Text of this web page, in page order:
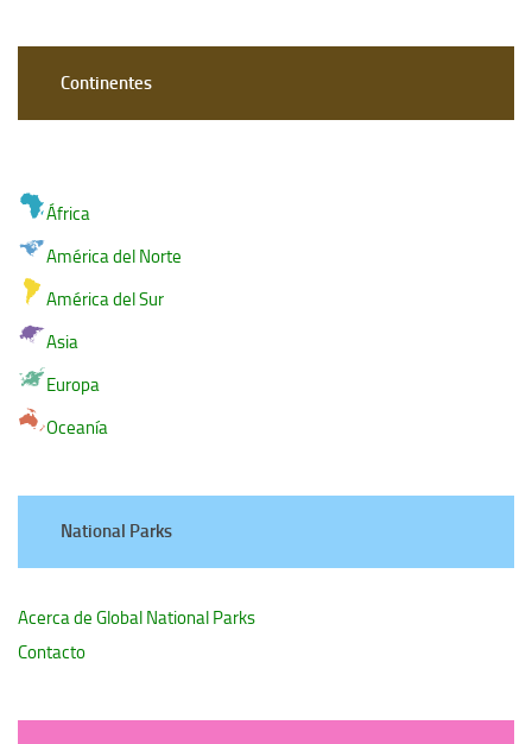
Continentes
África
América del Norte
América del Sur
Asia
Europa
Oceanía
National Parks
Acerca de Global National Parks
Contacto